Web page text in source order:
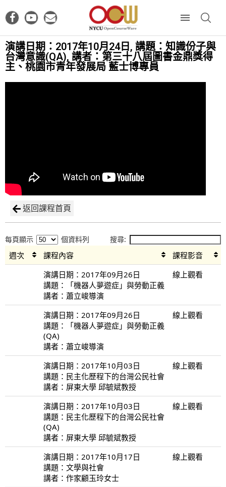
演講日期：2017年10月24日, 講題：知識份子與
台灣意識(QA), 講者：第三十八屆圖書金鼎獎得
主、桃園市青年發展局 藍士博專員
返回課程首頁
每頁顯示 個資料列 搜尋:
週次 課程內容
課程影音
演講日期：2017年09月26日
講題：「機器人夢遊症」與勞動正義
講者：蕭立峻導演
線上觀看
演講日期：2017年09月26日
講題：「機器人夢遊症」與勞動正義
(QA)
講者：蕭立峻導演
線上觀看
演講日期：2017年10月03日
講題：民主化歷程下的台灣公民社會
講者：屏東大學 邱毓斌教授
線上觀看
演講日期：2017年10月03日
講題：民主化歷程下的台灣公民社會
(QA)
講者：屏東大學 邱毓斌教授
線上觀看
演講日期：2017年10月17日
講題：文學與社會
講者：作家顧玉玲女士
線上觀看